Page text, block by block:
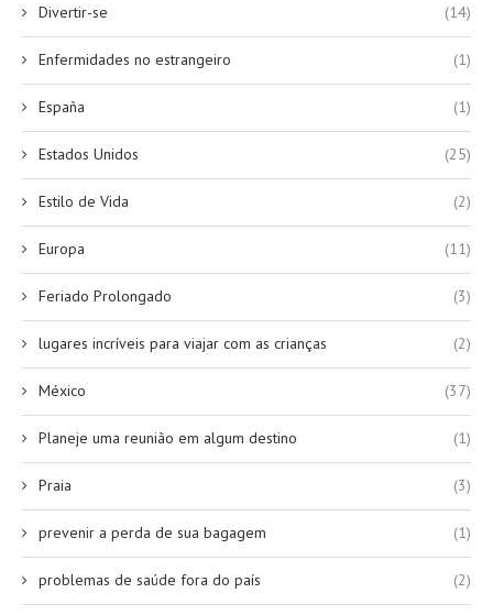
Divertir-se (14)
Enfermidades no estrangeiro (1)
España (1)
Estados Unidos (25)
Estilo de Vida (2)
Europa (11)
Feriado Prolongado (3)
lugares incríveis para viajar com as crianças (2)
México (37)
Planeje uma reunião em algum destino (1)
Praia (3)
prevenir a perda de sua bagagem (1)
problemas de saúde fora do país (2)